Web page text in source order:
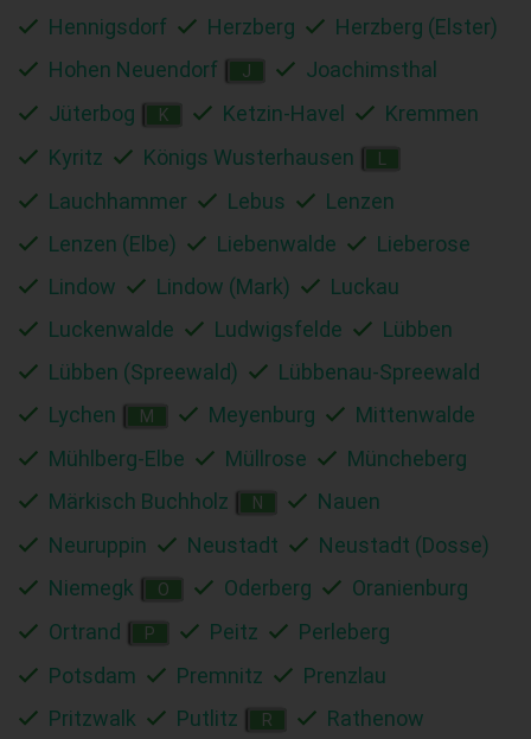
Hennigsdorf
Herzberg
Herzberg (Elster)
Hohen Neuendorf
J
Joachimsthal
Jüterbog
K Ketzin-Havel
Kremmen
Kyritz
Königs Wusterhausen
Lauchhammer Lebus
Lenzen
Lenzen (Elbe)
Liebenwalde
Lieberose
Lindow
Lindow (Mark)
Luckau
Luckenwalde
Ludwigsfelde
Lübben
Lübben (Spreewald)
Lübbenau-Spreewald
Lychen
M Meyenburg
Mittenwalde
Mühlberg-Elbe
Müllrose
Müncheberg
Märkisch Buchholz
N
Nauen
Neuruppin
Neustadt
Neustadt (Dosse)
Niemegk
O Oderberg
Oranienburg
Ortrand
P Peitz
Perleberg
Potsdam
Premnitz
Prenzlau
Pritzwalk
Putlitz R Rathenow